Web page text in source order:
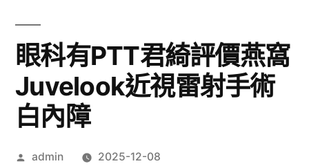
眼科有PTT君綺評價燕窩
Juvelook近視雷射手術
白內障
作
admin 2025-12-08